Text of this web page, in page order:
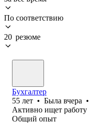
По соответствию
20 резюме
Бухгалтер
55 лет • Была вчера •
Активно ищет работу
Общий опыт